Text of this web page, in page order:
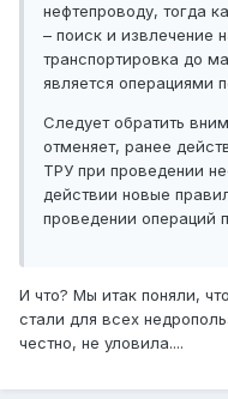
нефтепроводу, тогда
– поиск и извлечение
транспортировка до
является операциями
Следует обратить
отменяет, ранее
ТРУ при проведении
действии новые
проведении операций
И что? Мы итак поняли,
стали для всех
честно, не уловила....